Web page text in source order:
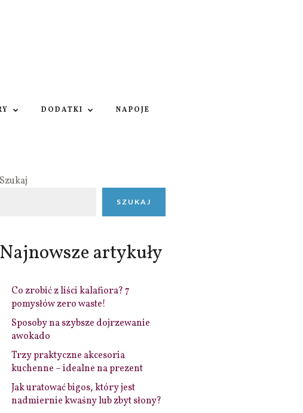
DODATKI NAPOJE
Szukaj
SZUKAJ
Najnowsze artykuły
Co zrobić z liści kalafiora? 7
pomysłów zero waste!
Sposoby na szybsze dojrzewanie
awokado
Trzy praktyczne akcesoria
kuchenne – idealne na prezent
Jak uratować bigos, który jest
nadmiernie kwaśny lub zbyt słony?